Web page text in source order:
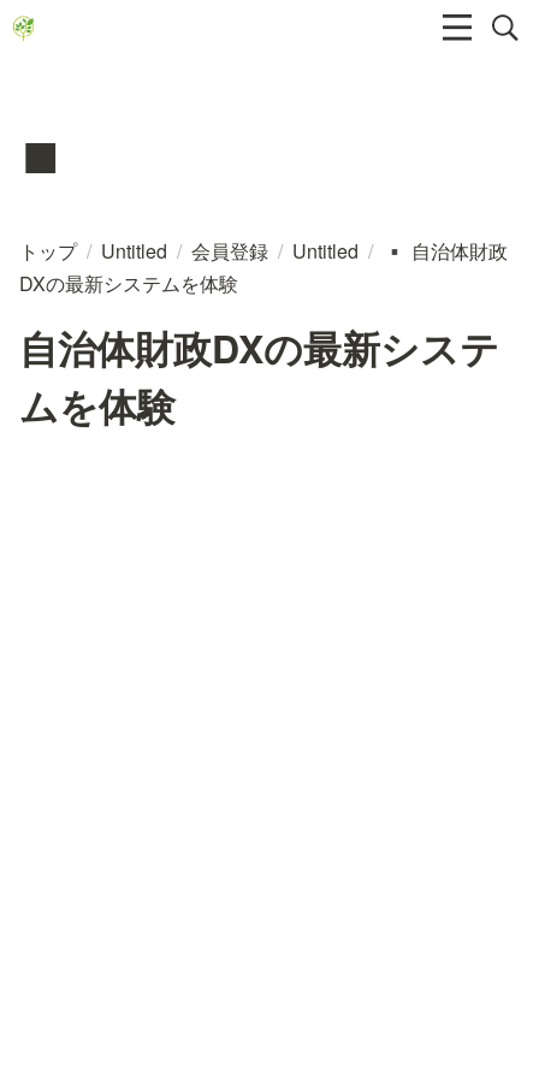
▪️
トップ / Untitled / 会員登録 / Untitled / ▪️
自治体財政
DXの最新システムを体験
自治体財政DXの最新システ
ムを体験